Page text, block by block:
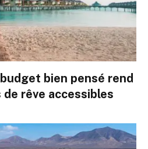
bien pensé rend
de rêve accessibles